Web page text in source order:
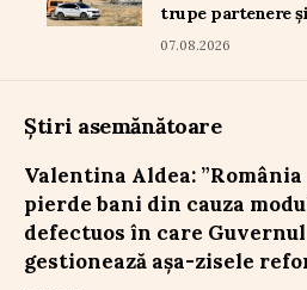
trupe partenere
07.08.2026
Știri asemănătoare
Valentina Aldea: ”România
pierde bani din cauza
defectuos în care Guvernul
gestionează așa-zisele